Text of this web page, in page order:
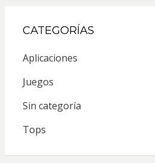
CATEGORÍAS
Aplicaciones
Juegos
Sin categoría
Tops